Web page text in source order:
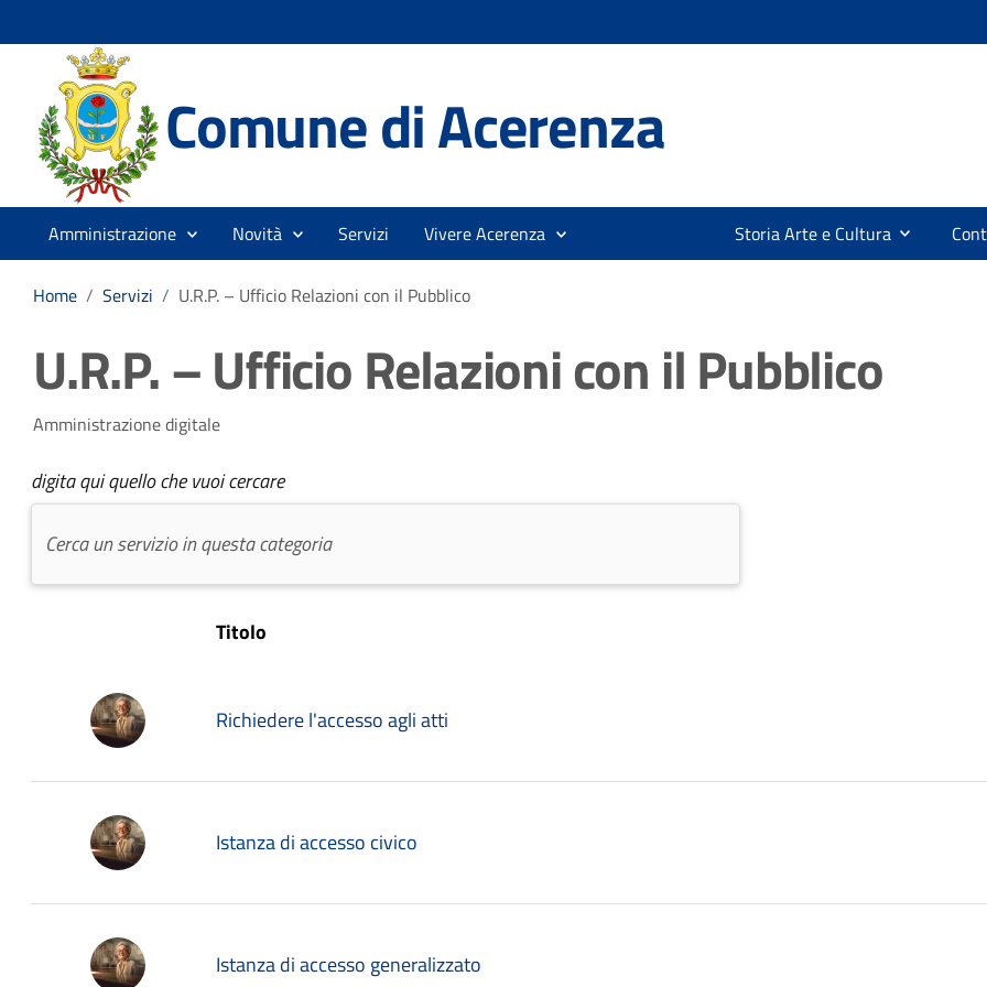
Comune di Acerenza
Amministrazione Novità Servizi Vivere Acerenza Storia Arte e Cultura
Home / Servizi / U.R.P. – Ufficio Relazioni con il Pubblico
U.R.P. – Ufficio Relazioni con il Pubblico
Amministrazione digitale
digita qui quello che vuoi cercare
Titolo
Richiedere l'accesso agli atti
Istanza di accesso civico
Istanza di accesso generalizzato